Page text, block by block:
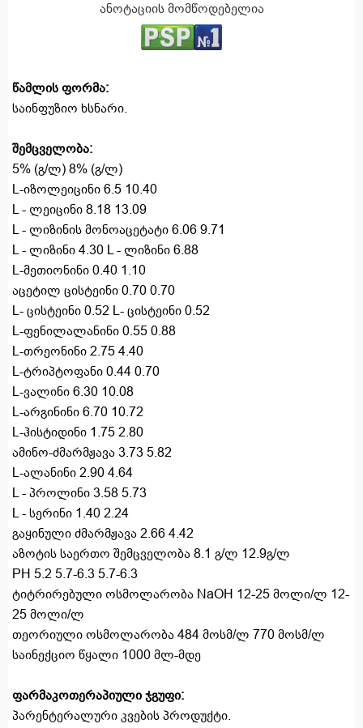
ანოტაციის მომწოდებელია
წამლის ფორმა:
საინფუზიო ხსნარი.
შემცველობა:
5% (გ/ლ) 8% (გ/ლ)
L-იზოლეიცინი 6.5 10.40
L - ლეიცინი 8.18 13.09
L - ლიზინის მონოაცეტატი 6.06 9.71
L - ლიზინი 4.30 L - ლიზინი 6.88
L-მეთიონინი 0.40 1.10
აცეტილ ცისტეინი 0.70 0.70
L- ცისტეინი 0.52 L- ცისტეინი 0.52
L-ფენილალანინი 0.55 0.88
L-თრეონინი 2.75 4.40
L-ტრიპტოფანი 0.44 0.70
L-ვალინი 6.30 10.08
L-არგინინი 6.70 10.72
L-ჰისტიდინი 1.75 2.80
ამინო-ძმარმჟავა 3.73 5.82
L-ალანინი 2.90 4.64
L - პროლინი 3.58 5.73
L - სერინი 1.40 2.24
გაყინული ძმარმჟავა 2.66 4.42
აზოტის საერთო შემცველობა 8.1 გ/ლ 12.9გ/ლ
PH 5.2 5.7-6.3 5.7-6.3
ტიტრირებული ოსმოლარობა NaOH 12-25 მოლი/ლ 12-
25 მოლი/ლ
თეორიული ოსმოლარობა 484 მოსმ/ლ 770 მოსმ/ლ
საინექციო წყალი 1000 მლ-მდე
ფარმაკოთერაპიული ჯგუფი:
პარენტერალური კვების პროდუქტი.